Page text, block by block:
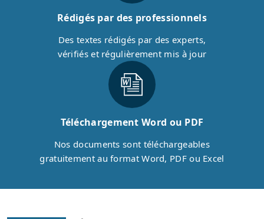
Rédigés par des professionnels
Des textes rédigés par des experts,
vérifiés et régulièrement mis à jour
Téléchargement Word ou PDF
Nos documents sont téléchargeables
gratuitement au format Word, PDF ou Excel